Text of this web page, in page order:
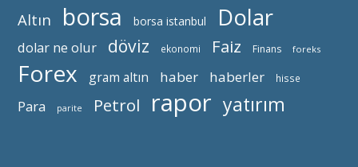
Altın borsa borsa istanbul Dolar
dolar ne olur döviz ekonomi Faiz Finans foreks
Forex gram altın haber haberler hisse
Para parite Petrol rapor yatırım